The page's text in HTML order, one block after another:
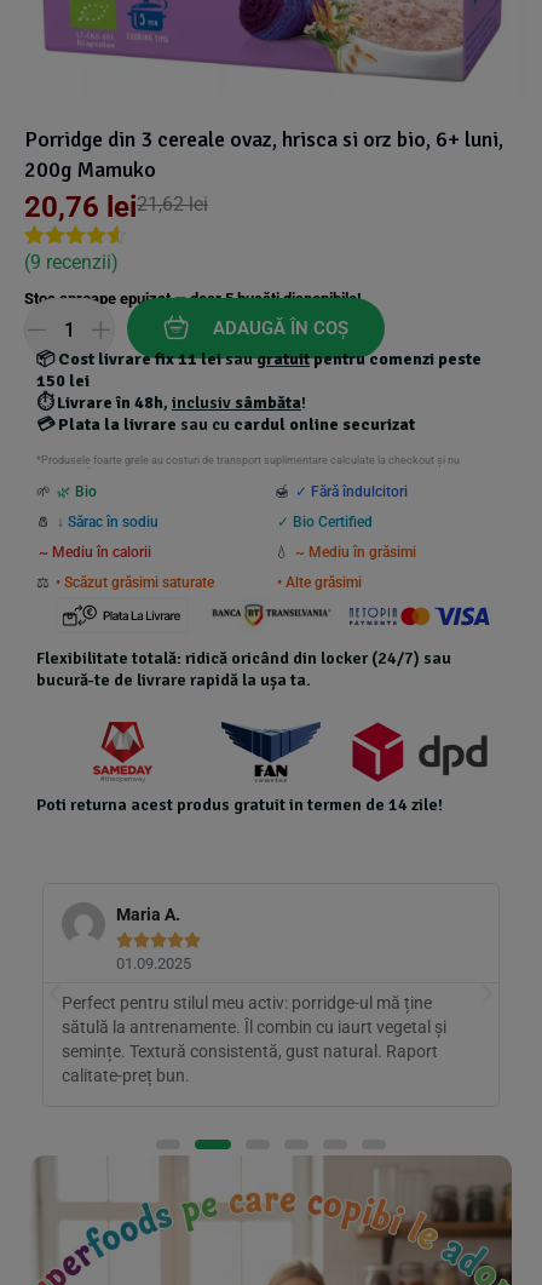
👶 Îngrijire Bebe & Copii
🧴 Îngrijire Personală
🐕 Animale de Companie
🏠 Casa & Lifestyle
Măsline
Super Alimente
Suplimente Vegetale (45)
Porridge din 3 cereale ovaz, hrisca si orz bio, 6+ luni,
200g Mamuko
21,62lei
20,76 lei
Rated4.50
based on
8
customer
ratings
(9 recenzii)
Stoc aproape epuizat — doar5bucăți disponibile!
ADAUGĂ ÎN COȘ
📦Cost livrare fix 11 leisaugratuitpentru comenzi peste
150 lei
⏱️Livrare în 48h, inclusiv sâmbăta!
💳Plata la livrare sau cu cardul online securizat
*Produsele foarte grele au costuri de transport suplimentare calculate la checkout și nu
🌱 🌿 Bio 🍯 ✓ Fără îndulcitori
🧂
↓ Sărac în sodiu
✓ Bio Certified
~ Mediu în calorii
💧 ~ Mediu în grăsimi
⚖️ • Scăzut grăsimi saturate • Alte grăsimi
Flexibilitate totală: ridică oricând din locker (24/7) sau
bucură-te de livrare rapidă la ușa ta.
Poti returna acest produs gratuit in termen de 14 zile!
Maria A.

01.09.2025
Perfect pentru stilul meu activ: porridge-ul mă ține
sătulă la antrenamente. Îl combin cu iaurt vegetal și
semințe. Textură consistentă, gust natural. Raport
calitate-preț bun.